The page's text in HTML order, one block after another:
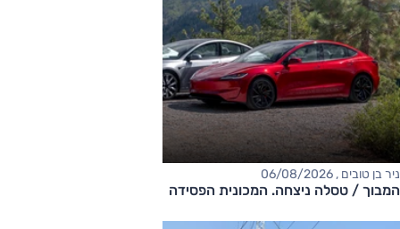
ניר בן טובים , 06/08/2026
המבוך / טסלה ניצחה. המכונית הפסידה